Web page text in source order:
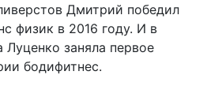
Дмитрий победил
физик в 2016 году. И в
Луценко заняла первое
бодифитнес.